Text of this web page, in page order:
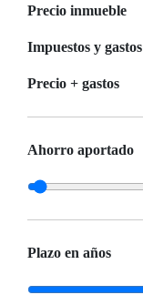
Precio inmueble
Impuestos y gastos
Precio + gastos
Ahorro aportado
Plazo en años